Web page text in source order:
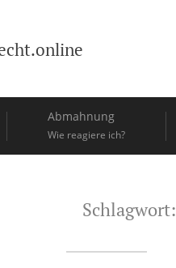
Abmahnung
Wie reagiere ich?
Schlagwort: